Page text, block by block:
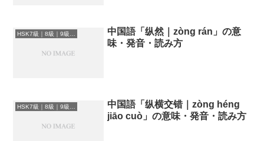
HSK7級｜8級｜9級レベルの中国語
中国語「纵然｜zòng rán」の意
味・発音・読み方
中国語「纵横交错｜zòng héng
jiāo cuò」の意味・発音・読み方